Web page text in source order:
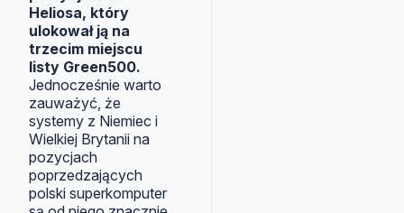
Heliosa, który
ulokował ją na
trzecim miejscu
listy Green500.
Jednocześnie warto
zauważyć, że
systemy z Niemiec i
Wielkiej Brytanii na
pozycjach
poprzedzających
polski superkomputer